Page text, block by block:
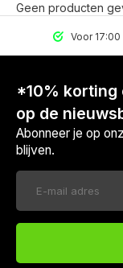
Geen producten
Voor
*10% korting
op de
Abonneer je op
blijven.